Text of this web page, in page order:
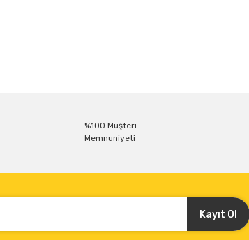
%100 Müşteri
Memnuniyeti
Kayıt Ol